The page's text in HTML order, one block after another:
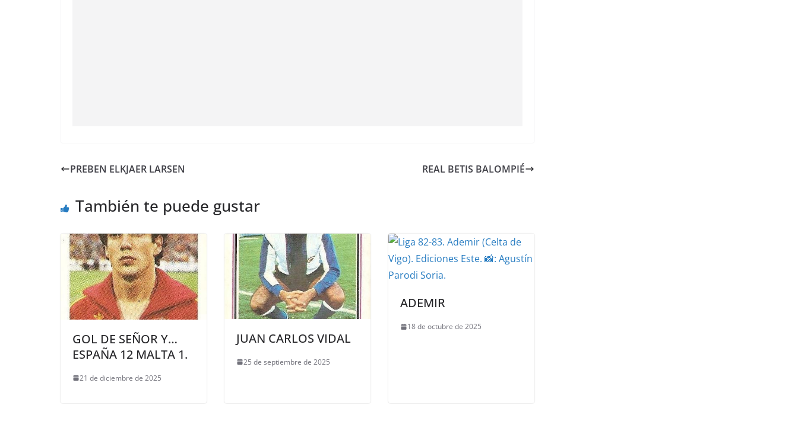
PREBEN ELKJAER LARSEN REAL BETIS BALOMPIÉ
También te puede gustar
GOL DE SEÑOR Y…
ESPAÑA 12 MALTA 1.
21 de diciembre de 2025
JUAN CARLOS VIDAL
25 de septiembre de 2025
ADEMIR
18 de octubre de 2025